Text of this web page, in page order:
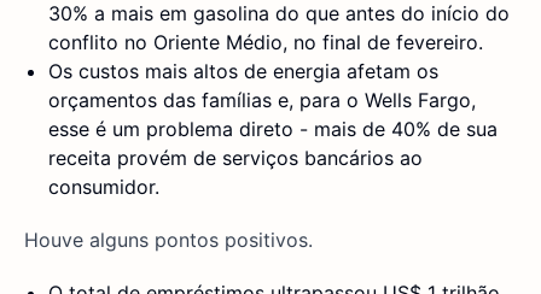
30% a mais em gasolina do que antes do início do
conflito no Oriente Médio, no final de fevereiro.
Os custos mais altos de energia afetam os
orçamentos das famílias e, para o Wells Fargo,
esse é um problema direto - mais de 40% de sua
receita provém de serviços bancários ao
consumidor.
Houve alguns pontos positivos.